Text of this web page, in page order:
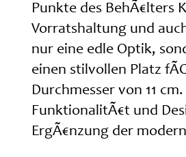
Punkte des BehÃ€lters
Vorratshaltung und
nur eine edle Optik,
einen stilvollen Platz
Durchmesser von 11
FunktionalitÃ€t und
ErgÃ€nzung der